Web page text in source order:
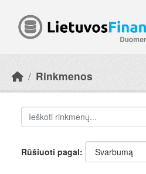
Rinkmenos
Rūšiuoti pagal